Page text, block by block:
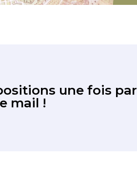
une fois par
mail !